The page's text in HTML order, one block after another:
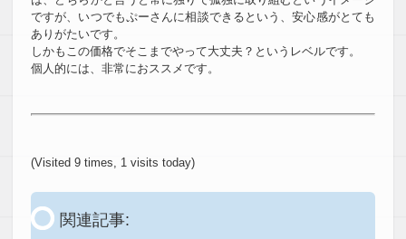
ですが、いつでもぷーさんに相談できるという、安心感がとても
ありがたいです。
しかもこの価格でそこまでやって大丈夫？というレベルです。
個人的には、非常におススメです。
(Visited 9 times, 1 visits today)
関連記事: